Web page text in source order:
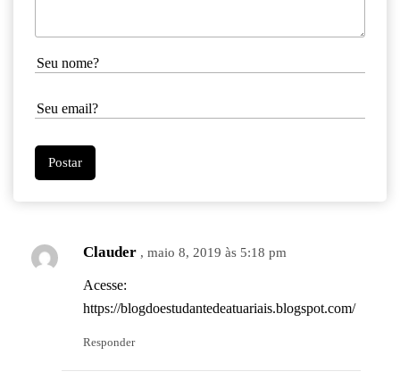
Clauder , maio 8, 2019 às 5:18 pm
Acesse:
https://blogdoestudantedeatuariais.blogspot.com/
Responder